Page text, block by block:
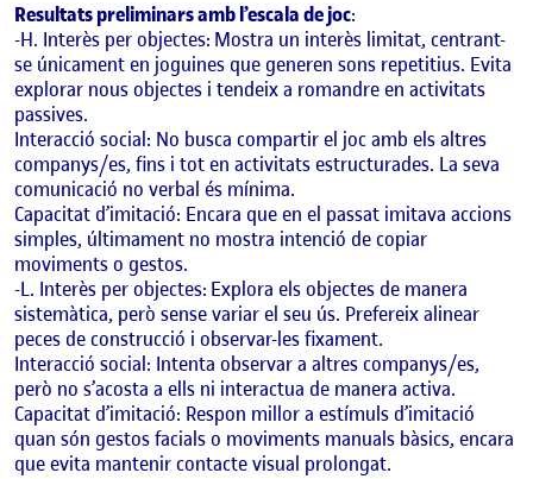
Resultats preliminars amb l’escala de joc:
-H. Interès per objectes: Mostra un interès limitat, centrant-
se únicament en joguines que generen sons repetitius. Evita
explorar nous objectes i tendeix a romandre en activitats
passives.
Interacció social: No busca compartir el joc amb els altres
companys/es, fins i tot en activitats estructurades. La seva
comunicació no verbal és mínima.
Capacitat d’imitació: Encara que en el passat imitava accions
simples, últimament no mostra intenció de copiar
moviments o gestos.
-L. Interès per objectes: Explora els objectes de manera
sistemàtica, però sense variar el seu ús. Prefereix alinear
peces de construcció i observar-les fixament.
Interacció social: Intenta observar a altres companys/es,
però no s’acosta a ells ni interactua de manera activa.
Capacitat d’imitació: Respon millor a estímuls d’imitació
quan són gestos facials o moviments manuals bàsics, encara
que evita mantenir contacte visual prolongat.